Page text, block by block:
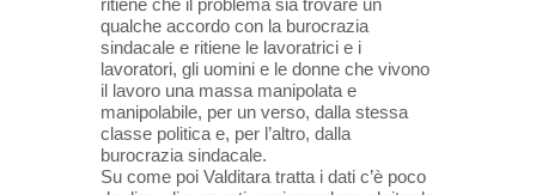
ritiene che il problema sia trovare un
qualche accordo con la burocrazia
sindacale e ritiene le lavoratrici e i
lavoratori, gli uomini e le donne che vivono
il lavoro una massa manipolata e
manipolabile, per un verso, dalla stessa
classe politica e, per l’altro, dalla
burocrazia sindacale.
Su come poi Valditara tratta i dati c’è poco